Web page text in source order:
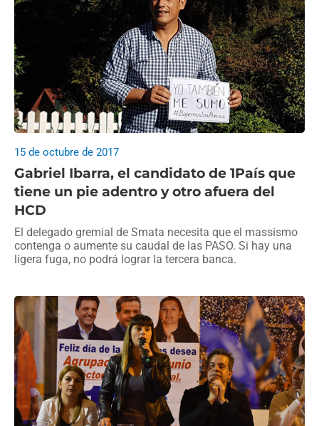
Gabriel Ibarra, el candidato de 1País que
tiene un pie adentro y otro afuera del
HCD
15 de octubre de 2017
El delegado gremial de Smata necesita que el massismo
contenga o aumente su caudal de las PASO. Si hay una
ligera fuga, no podrá lograr la tercera banca.